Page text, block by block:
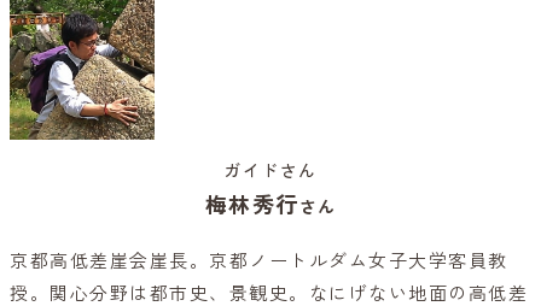
ガイドさん
梅林秀行さん
京都高低差崖会崖長。京都ノートルダム女子大学客員教
授。関心分野は都市史、景観史。なにげない地面の高低差